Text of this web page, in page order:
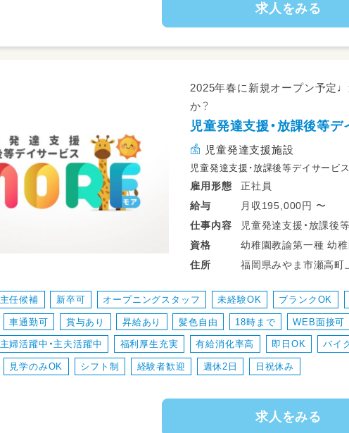
・利用日調整、帳簿管理
・送迎業務 等
求人をみる
2025年春に新規オープン予定
か？
児童発達支援・放課後等
児童発達支援施設
児童発達支援・放課後等デイサー
雇用形態
正社員
給与
月収195,000円 〜
仕事内容 児童発達支援・放課後
【具体的なお仕事内容】
＊お迎え
＊朝の会
＊個別・グループ活動
＊昼食
＊余暇活動
＊イベント等
資格
幼稚園教諭第一種 幼稚園教諭第二種 幼稚園教諭第二種 放課後児童支援員・指導員
住所
主任候補 新卒可 オープニングスタッフ 未経験OK ブランクOK
車通勤可 賞与あり 昇給あり 髪色自由 18時まで WEB面接可
主婦活躍中・主夫活躍中 福利厚生充実 有給消化率高 即日OK バイ
見学のみOK シフト制 経験者歓迎 週休2日 日祝休み
求人をみる